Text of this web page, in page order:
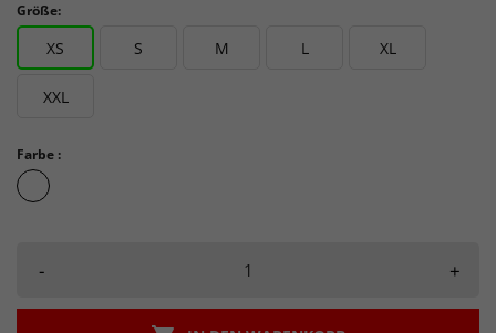
Größe:
XS S M L XL
XXL
Farbe :
Club
Cobolt
- +